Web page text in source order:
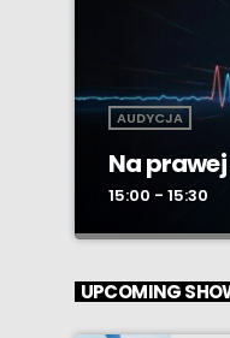
AUDYCJA
Na
15:00 - 15:30
Na
UPCOMING